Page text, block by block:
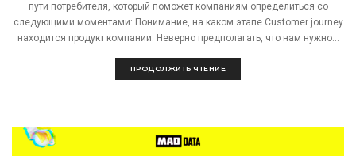
пути потребителя, который поможет компаниям определиться со
следующими моментами: Понимание, на каком этапе Customer journey
находится продукт компании. Неверно предполагать, что нам нужно...
ПРОДОЛЖИТЬ ЧТЕНИЕ